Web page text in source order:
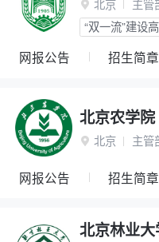
 北京 主管
“双一流”建设
网报公告 招生简章
北京农学院
 北京 主管
网报公告 招生简章
北京林业大